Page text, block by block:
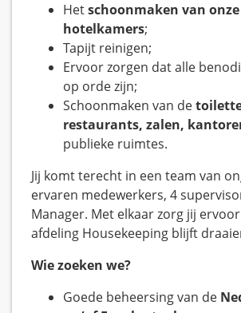
Hetschoonmaken van onze
hotelkamers;
Tapijt reinigen;
Ervoor zorgen dat alle
op orde zijn;
Schoonmaken van de
restaurants, zalen,
publieke ruimtes.
Jij komt terecht in een team van
ervaren medewerkers, 4
Manager. Met elkaar zorg jij
afdeling Housekeeping blijft
Wie zoeken we?
Goede beheersing van de